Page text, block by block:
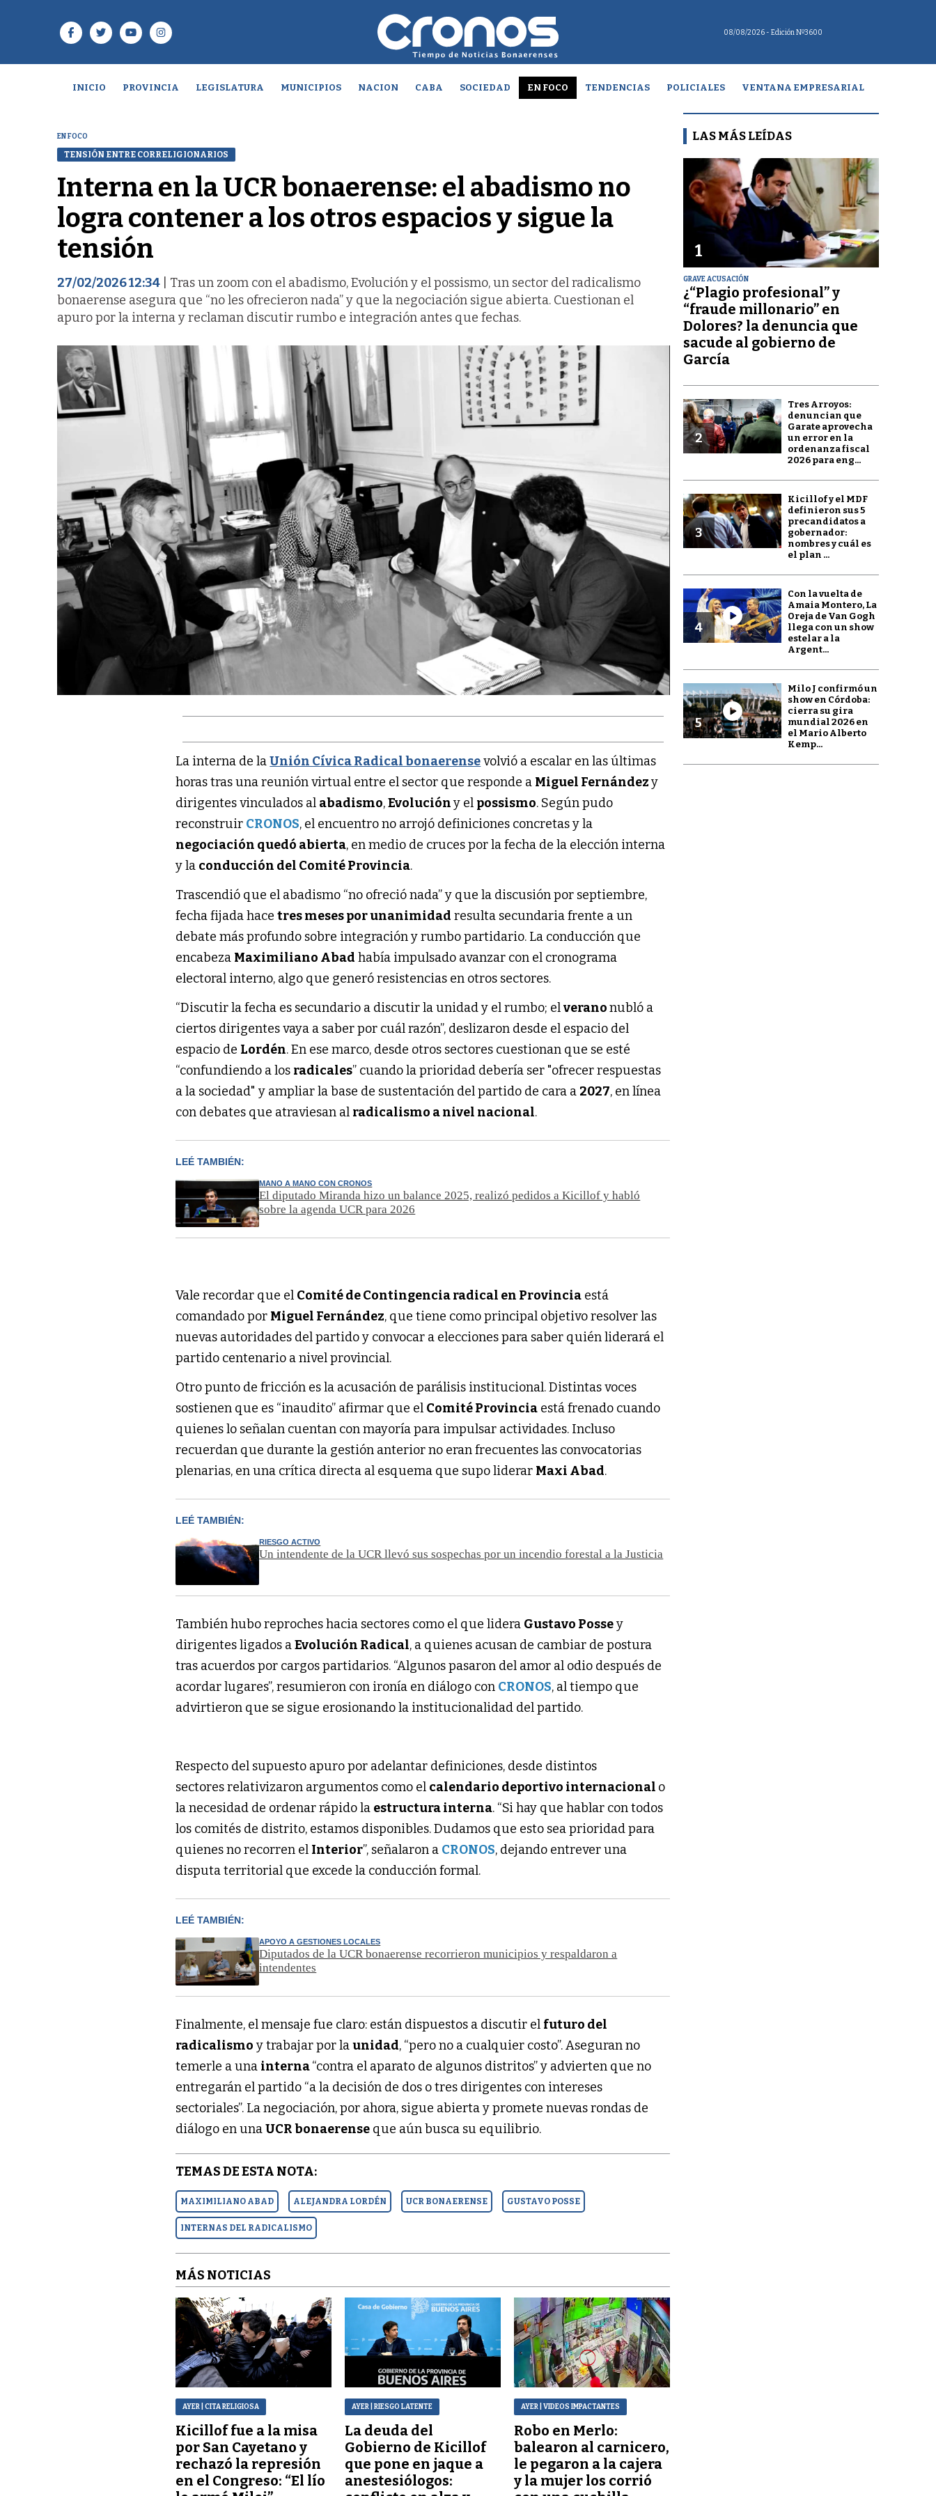
08/08/2026 - Edición Nº3600
INICIO PROVINCIA LEGISLATURA MUNICIPIOS NACION CABA SOCIEDAD EN FOCO TENDENCIAS POLICIALES VENTANA EMPRESARIAL
EN FOCO
TENSIÓN ENTRE CORRELIGIONARIOS
Interna en la UCR bonaerense: el abadismo no
logra contener a los otros espacios y sigue la
tensión
27/02/2026 12:34 | Tras un zoom con el abadismo, Evolución y el possismo, un sector del radicalismo
bonaerense asegura que “no les ofrecieron nada” y que la negociación sigue abierta. Cuestionan el
apuro por la interna y reclaman discutir rumbo e integración antes que fechas.
La interna de laUnión Cívica Radical bonaerensevolvió a escalar en las últimas
horas tras una reunión virtual entre el sector que responde a Miguel Fernándezy
dirigentes vinculados al abadismo,Evolucióny el possismo. Según pudo
reconstruir CRONOS, el encuentro no arrojó definiciones concretas y la
negociación quedó abierta, en medio de cruces por la fecha de la elección interna
y la conducción del Comité Provincia.
Trascendió que el abadismo “no ofreció nada” y que la discusión por septiembre,
fecha fijada hacetres meses por unanimidad resulta secundaria frente a un
debate más profundo sobre integración y rumbo partidario. La conducción que
encabeza Maximiliano Abad había impulsado avanzar con el cronograma
electoral interno, algo que generó resistencias en otros sectores.
“Discutir la fecha es secundario a discutir la unidad y el rumbo; elveranonubló a
ciertos dirigentes vaya a saber por cuál razón”, deslizaron desde el espacio del
espacio de Lordén. En ese marco, desde otros sectores cuestionan que se esté
“confundiendo a los radicales” cuando la prioridad debería ser "ofrecer respuestas
a la sociedad" y ampliar la base de sustentación del partido de cara a 2027, en línea
con debates que atraviesan al radicalismo a nivel nacional.
LEÉ TAMBIÉN:
MANO A MANO CON CRONOS
El diputado Miranda hizo un balance 2025, realizó pedidos a Kicillof y habló
sobre la agenda UCR para 2026
Vale recordar que el Comité de Contingencia radical en Provincia está
comandado por Miguel Fernández, que tiene como principal objetivo resolver las
nuevas autoridades del partido y convocar a elecciones para saber quién liderará el
partido centenario a nivel provincial.
Otro punto de fricción es la acusación de parálisis institucional. Distintas voces
sostienen que es “inaudito” afirmar que el Comité Provincia está frenado cuando
quienes lo señalan cuentan con mayoría para impulsar actividades. Incluso
recuerdan que durante la gestión anterior no eran frecuentes las convocatorias
plenarias, en una crítica directa al esquema que supo liderar Maxi Abad.
LEÉ TAMBIÉN:
RIESGO ACTIVO
Un intendente de la UCR llevó sus sospechas por un incendio forestal a la Justicia
También hubo reproches hacia sectores como el que lidera Gustavo Possey
dirigentes ligados aEvolución Radical, a quienes acusan de cambiar de postura
tras acuerdos por cargos partidarios. “Algunos pasaron del amor al odio después de
acordar lugares”, resumieron con ironía en diálogo con CRONOS, al tiempo que
advirtieron que se sigue erosionando la institucionalidad del partido.
Respecto del supuesto apuro por adelantar definiciones, desde distintos
sectores relativizaron argumentos como el calendario deportivo internacional o
la necesidad de ordenar rápido la estructura interna. “Si hay que hablar con todos
los comités de distrito, estamos disponibles. Dudamos que esto sea prioridad para
quienes no recorren el Interior”, señalaron a CRONOS, dejando entrever una
disputa territorial que excede la conducción formal.
LEÉ TAMBIÉN:
APOYO A GESTIONES LOCALES
Diputados de la UCR bonaerense recorrieron municipios y respaldaron a
intendentes
Finalmente, el mensaje fue claro: están dispuestos a discutir el futuro del
radicalismo y trabajar por launidad, “pero no a cualquier costo”. Aseguran no
temerle a una interna“contra el aparato de algunos distritos” y advierten que no
entregarán el partido “a la decisión de dos o tres dirigentes con intereses
sectoriales”. La negociación, por ahora, sigue abierta y promete nuevas rondas de
diálogo en unaUCR bonaerense que aún busca su equilibrio.
TEMAS DE ESTA NOTA:
MAXIMILIANO ABAD ALEJANDRA LORDÉN UCR BONAERENSE GUSTAVO POSSE
INTERNAS DEL RADICALISMO
MÁS NOTICIAS
AYER | CITA RELIGIOSA
Kicillof fue a la misa
por San Cayetano y
rechazó la represión
en el Congreso: “El lío
AYER | RIESGO LATENTE
La deuda del
Gobierno de Kicillof
que pone en jaque a
anestesiólogos:
AYER | VIDEOS IMPACTANTES
Robo en Merlo:
balearon al carnicero,
le pegaron a la cajera
y la mujer los corrió
LAS MÁS LEÍDAS
1
GRAVE ACUSACIÓN
¿“Plagio profesional” y
“fraude millonario” en
Dolores? la denuncia que
sacude al gobierno de
García
2
Tres Arroyos:
denuncian que
Garate aprovecha
un error en la
ordenanza fiscal
2026 para eng...
3
Kicillof y el MDF
definieron sus 5
precandidatos a
gobernador:
nombres y cuál es
el plan ...
4
Con la vuelta de
Amaia Montero, La
Oreja de Van Gogh
llega con un show
estelar a la
Argent...
5
Milo J confirmó un
show en Córdoba:
cierra su gira
mundial 2026 en
el Mario Alberto
Kemp...